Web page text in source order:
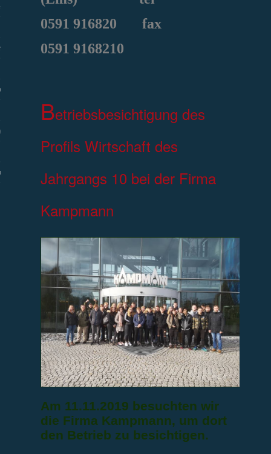
0591916820 fax
0591 9168210
Betriebsbesichtigung des
Profils Wirtschaft des
Jahrgangs 10 bei der Firma
Kampmann
Am 11.11.2019 besuchten wir
die Firma Kampmann, um dort
den Betrieb zu besichtigen.